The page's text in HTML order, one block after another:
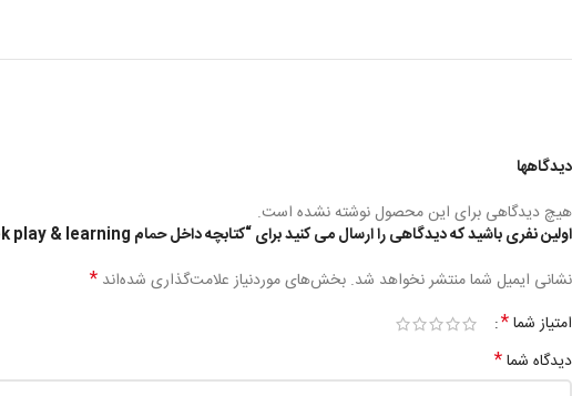
دیدگاهها
هیچ دیدگاهی برای این محصول نوشته نشده است.
اولین نفری باشید که دیدگاهی را ارسال می کنید برای “کتابچه داخل حمام bath book play & learning”
نشانی ایمیل شما منتشر نخواهد شد. بخش‌های موردنیاز علامت‌گذاری شده‌اند *
امتیاز شما*
دیدگاه شما*